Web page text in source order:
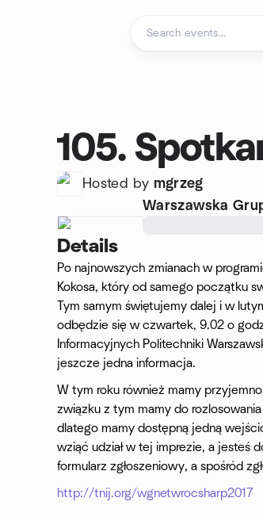
105.
Hosted by mgrzeg
Warszawska
Details
Po najnowszych zmianach w
Kokosa, który od samego początku
Tym samym świętujemy dalej i w
odbędzie się w czwartek, 9.02 o
Informacyjnych Politechniki
jeszcze jedna informacja.
W tym roku również mamy
związku z tym mamy do
dlatego mamy dostępną jedną
wziąć udział w tej imprezie, a jesteś
formularz zgłoszeniowy, a spośród
http://tnij.org/wgnetwrocsharp2017